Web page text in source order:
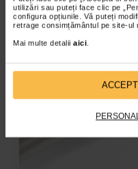
utilizări sau puteți face clic pe
configura opțiunile. Vă puteți
retrage consimțământul pe site-ul
Mai multe detalii aici